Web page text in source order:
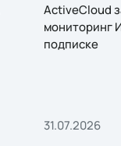
ActiveCloud
мониторинг
подписке
31.07.2026